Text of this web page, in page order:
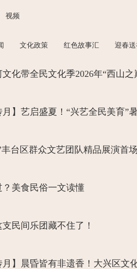
视频
文化政策 红色故事汇 迎春送
化带全民文化季2026年“西山
月】艺启盛夏！“兴艺全民美育”
丰台区群众文艺团队精品展演首
美食民俗一文读懂
民间乐团藏不住了！
月】晨昏皆有非遗香！大兴区